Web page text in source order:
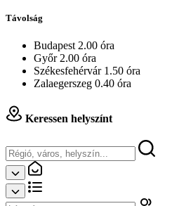
Távolság
Budapest 2.00 óra
Győr 2.00 óra
Székesfehérvár 1.50 óra
Zalaegerszeg 0.40 óra
Keressen helyszínt